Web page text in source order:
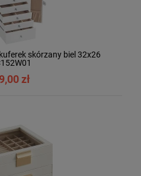
skórzany biel 32x26
zł